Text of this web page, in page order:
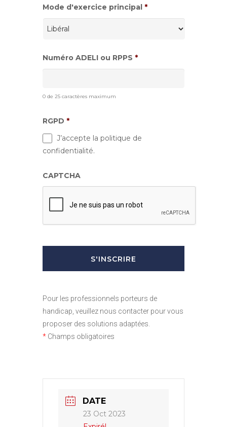
Mode d'exercice principal *
Numéro ADELI ou RPPS *
0 de 25 caractères maximum
RGPD *
J’accepte la politique de
confidentialité.
CAPTCHA
Pour les professionnels porteurs de
handicap, veuillez nous contacter pour vous
proposer des solutions adaptées.
* Champs obligatoires
DATE
23 Oct 2023